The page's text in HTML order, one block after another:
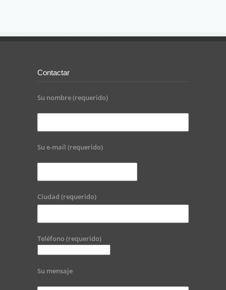
Contactar
Su nombre (requerido)
Su e-mail (requerido)
Ciudad (requerido)
Teléfono (requerido)
Su mensaje